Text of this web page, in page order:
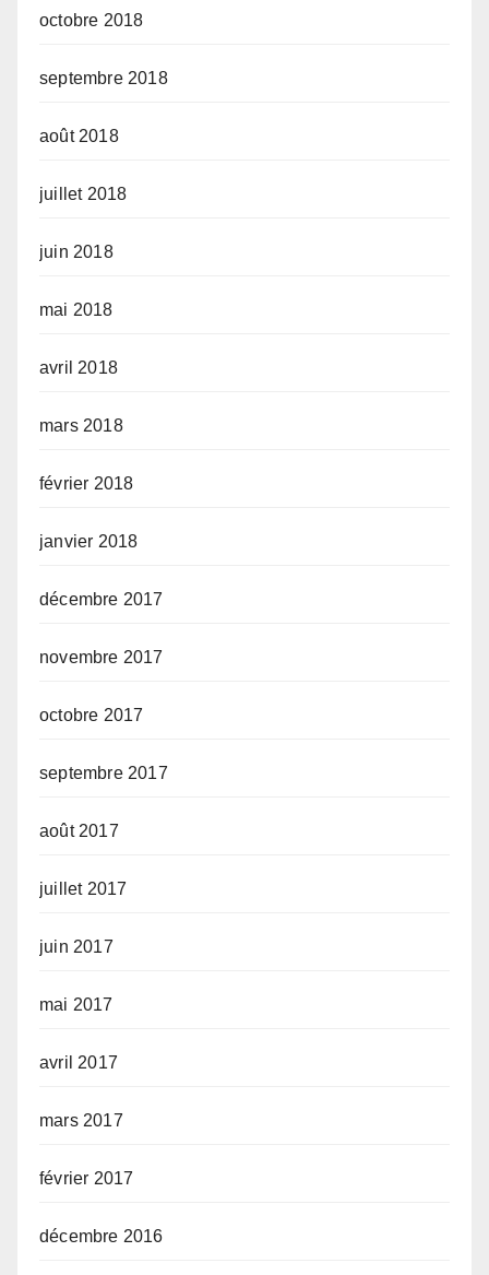
octobre 2018
septembre 2018
août 2018
juillet 2018
juin 2018
mai 2018
avril 2018
mars 2018
février 2018
janvier 2018
décembre 2017
novembre 2017
octobre 2017
septembre 2017
août 2017
juillet 2017
juin 2017
mai 2017
avril 2017
mars 2017
février 2017
décembre 2016